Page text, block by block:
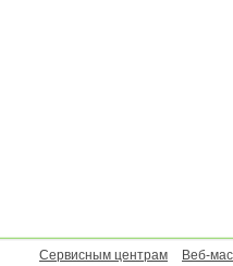
Сервисным центрам
Веб-